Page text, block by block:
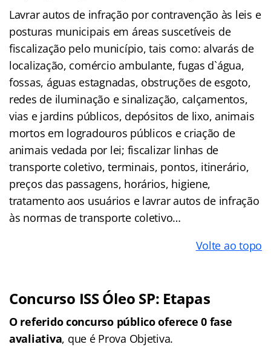
Lavrar autos de infração por contravenção às leis e
posturas municipais em áreas suscetíveis de
fiscalização pelo município, tais como: alvarás de
localização, comércio ambulante, fugas d`água,
fossas, águas estagnadas, obstruções de esgoto,
redes de iluminação e sinalização, calçamentos,
vias e jardins públicos, depósitos de lixo, animais
mortos em logradouros públicos e criação de
animais vedada por lei; fiscalizar linhas de
transporte coletivo, terminais, pontos, itinerário,
preços das passagens, horários, higiene,
tratamento aos usuários e lavrar autos de infração
às normas de transporte coletivo…
Volte ao topo
Concurso ISS Óleo SP: Etapas
O referido concurso público oferece 0 fase
avaliativa, que é Prova Objetiva.